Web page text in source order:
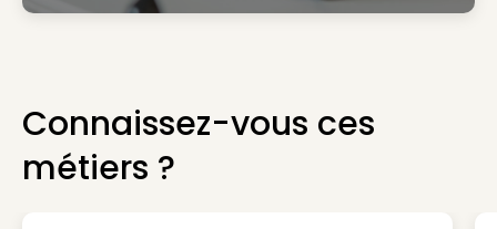
Connaissez-vous ces
métiers ?